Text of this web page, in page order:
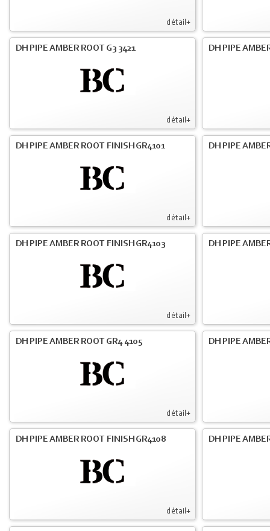
détail+
détail+
DH PIPE AMBER ROOT G3 3421 DH PIPE
détail+
DH PIPE AMBER ROOT FINISH GR4101 DH PIPE
détail+
DH PIPE AMBER ROOT FINISH GR4103 DH PIPE
détail+
DH PIPE AMBER ROOT GR4 4105 DH PIPE
détail+
DH PIPE AMBER ROOT FINISH GR4108 DH PIPE